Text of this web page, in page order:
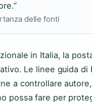
delle fonti
in Italia, la
Le linee guida di
a controllare
possa fare per